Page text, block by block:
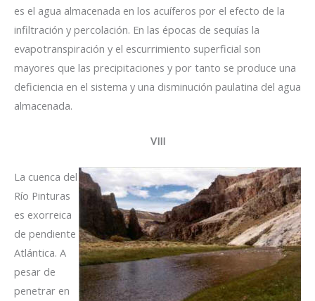
es el agua almacenada en los acuíferos por el efecto de la
infiltración y percolación. En las épocas de sequías la
evapotranspiración y el escurrimiento superficial son
mayores que las precipitaciones y por tanto se produce una
deficiencia en el sistema y una disminución paulatina del agua
almacenada.
VIII
La cuenca del
Río Pinturas
es exorreica
de pendiente
Atlántica. A
pesar de
penetrar en